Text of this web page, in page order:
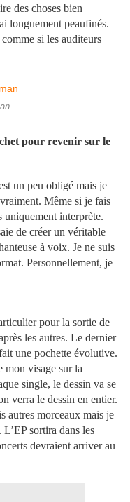
des choses bien
longuement peaufinés.
si les auditeurs
pour revenir sur le
un peu obligé mais je
Même si je fais
uniquement interprète.
de créer un véritable
à voix. Je ne suis
Personnellement, je
pour la sortie de
les autres. Le dernier
une pochette évolutive.
mon visage sur la
single, le dessin va se
verra le dessin en entier.
autres morceaux mais je
sortira dans les
devraient arriver au